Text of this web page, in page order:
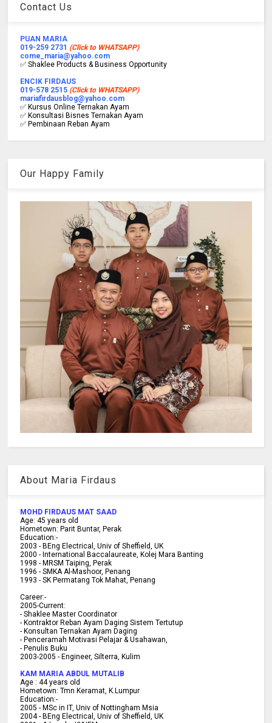
Contact Us
PUAN MARIA
019-259 2731 (Click to WHATSAPP)
come_maria@yahoo.com
✅ Shaklee Products & Business Opportunity
ENCIK FIRDAUS
019-578 2515 (Click to WHATSAPP)
mariafirdausblog@yahoo.com
✅ Kursus Online Ternakan Ayam
✅ Konsultasi Bisnes Ternakan Ayam
✅ Pembinaan Reban Ayam
Our Happy Family
About Maria Firdaus
MOHD FIRDAUS MAT SAAD
Age: 45 years old
Hometown: Parit Buntar, Perak
Education:-
2003 -BEng Electrical, Univ of Sheffield, UK
2000 -International Baccalaureate, Kolej Mara Banting
1998 -MRSM Taiping, Perak
1996 - SMKA Al-Mashoor, Penang
1993 - SK Permatang Tok Mahat, Penang
Career:-
2005-Current:
- Shaklee Master Coordinator
- Kontraktor Reban Ayam Daging Sistem Tertutup
- Konsultan Ternakan Ayam Daging
- Penceramah Motivasi Pelajar & Usahawan,
- Penulis Buku
2003-2005 -Engineer, Silterra, Kulim
KAM MARIA ABDUL MUTALIB
Age : 44 years old
Hometown: Tmn Keramat, K.Lumpur
Education:-
2005 - MSc in IT, Univ of Nottingham Msia
2004 -BEng Electrical, Univ of Sheffield, UK